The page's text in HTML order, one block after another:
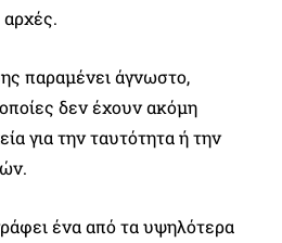
παραμένει άγνωστο,
δεν έχουν ακόμη
για την ταυτότητα ή την
ένα από τα υψηλότερα